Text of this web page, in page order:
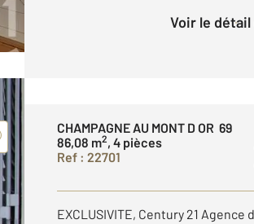
Voir le
CHAMPAGNE AU MONT D OR 69
86,08 m2, 4 pièces
Ref : 22701
EXCLUSIVITE, Century 21 Agence